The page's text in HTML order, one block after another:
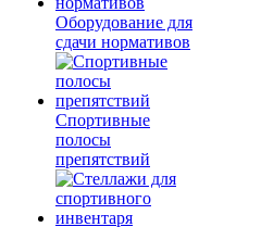
Оборудование для
сдачи нормативов
Спортивные
полосы
препятствий